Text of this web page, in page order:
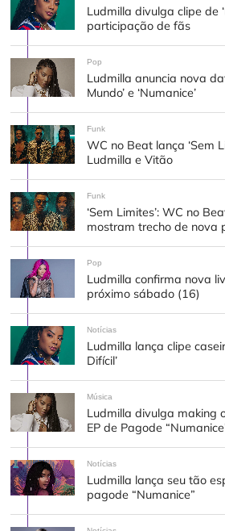
Ludmilla divulga clipe de
participação de fãs
Pop
Ludmilla anuncia nova
Mundo’ e ‘Numanice’
Funk
WC no Beat lança ‘Sem
Ludmilla e Vitão
Funk
‘Sem Limites’: WC no
mostram trecho de nova
Pop
Ludmilla confirma nova
próximo sábado (16)
Notícias
Ludmilla lança clipe
Difícil’
Música
Ludmilla divulga making
EP de Pagode
Notícias
Ludmilla lança seu tão
pagode “Numanice”